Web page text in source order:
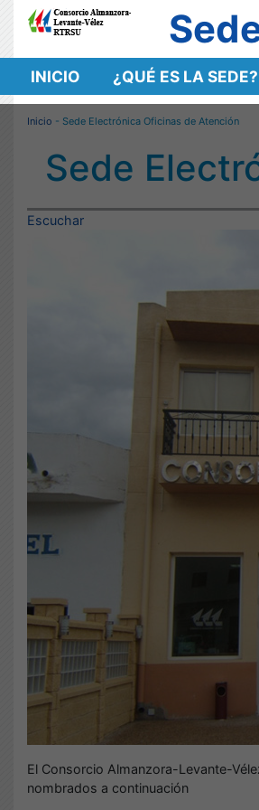
INICIO ¿QUÉ ES LA SEDE?
Inicio - Sede Electrónica Oficinas de Atención
Sede
Escuchar
El Consorcio Almanzora-Levante-
nombrados a continuación